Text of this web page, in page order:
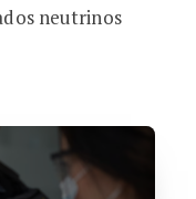
neutrinos